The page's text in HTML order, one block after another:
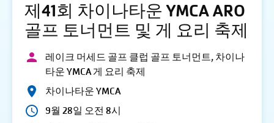
제41회 차이나타운 YMCA ARO
골프 토너먼트 및 게 요리 축제
레이크 머세드 골프 클럽 골프 토너먼트, 차이나
타운 YMCA 게 요리 축제
차이나타운 YMCA
9월 28일 오전 8시